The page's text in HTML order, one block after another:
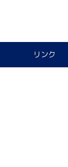
リンク